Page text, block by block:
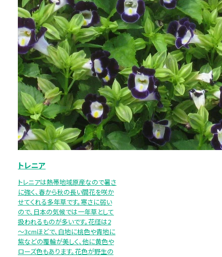
トレニア
トレニアは熱帯地域原産なので暑さ
に強く、春から秋の長い間花を咲か
せてくれる多年草です。寒さに弱い
ので、日本の気候では一年草として
扱われるものが多いです。花径は2
～3cmほどで、白地に桃色や青地に
紫などの覆輪が美しく、他に黄色や
ローズ色もあります。花色が野生の